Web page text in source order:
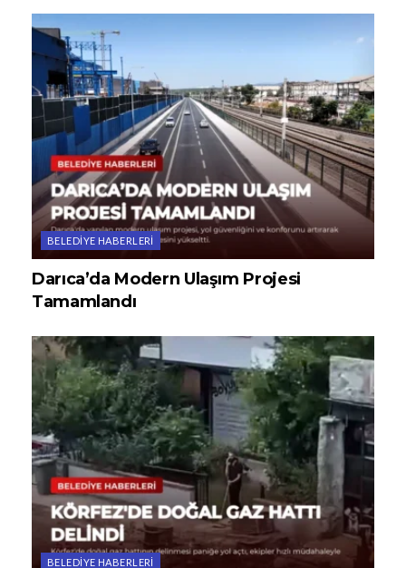
BELEDIYE HABERLERI
Darıca’da Modern Ulaşım Projesi
Tamamlandı
BELEDIYE HABERLERI